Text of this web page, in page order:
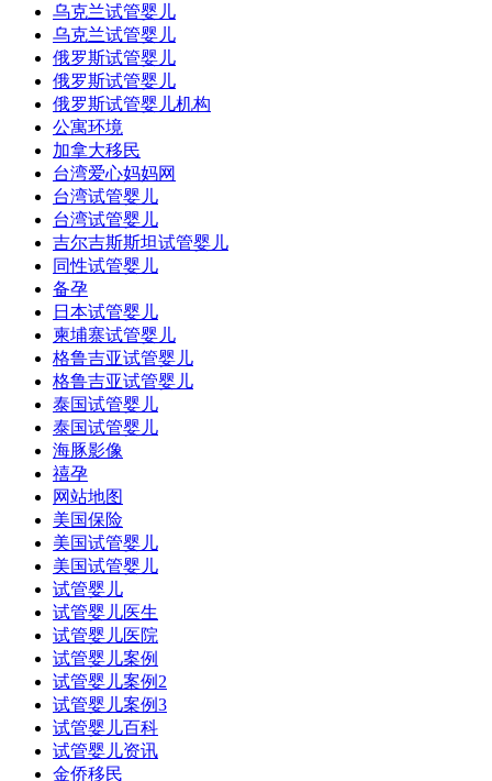
乌克兰试管婴儿
乌克兰试管婴儿
俄罗斯试管婴儿
俄罗斯试管婴儿
俄罗斯试管婴儿机构
公寓环境
加拿大移民
台湾爱心妈妈网
台湾试管婴儿
台湾试管婴儿
吉尔吉斯斯坦试管婴儿
同性试管婴儿
备孕
日本试管婴儿
柬埔寨试管婴儿
格鲁吉亚试管婴儿
格鲁吉亚试管婴儿
泰国试管婴儿
泰国试管婴儿
海豚影像
禧孕
网站地图
美国保险
美国试管婴儿
美国试管婴儿
试管婴儿
试管婴儿医生
试管婴儿医院
试管婴儿案例
试管婴儿案例2
试管婴儿案例3
试管婴儿百科
试管婴儿资讯
金侨移民